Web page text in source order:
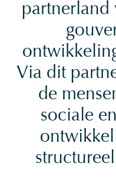
partnerland
Via dit
de
sociale